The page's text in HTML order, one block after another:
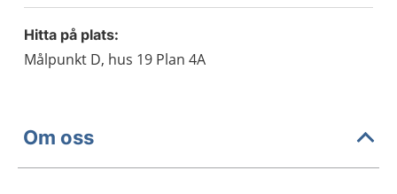
Hitta på plats:
Målpunkt D, hus 19 Plan 4A
Om oss